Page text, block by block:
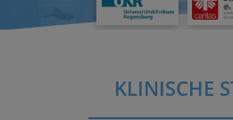
KLINISCHE